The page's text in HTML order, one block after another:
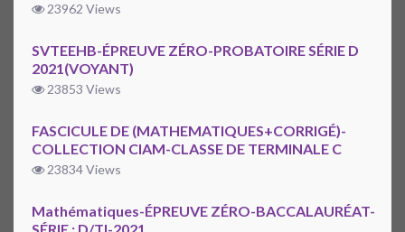
23962 Views
SVTEEHB-ÉPREUVE ZÉRO-PROBATOIRE SÉRIE D
2021(VOYANT)
23853 Views
FASCICULE DE (MATHEMATIQUES+CORRIGÉ)-
COLLECTION CIAM-CLASSE DE TERMINALE C
23834 Views
Mathématiques-ÉPREUVE ZÉRO-BACCALAURÉAT-